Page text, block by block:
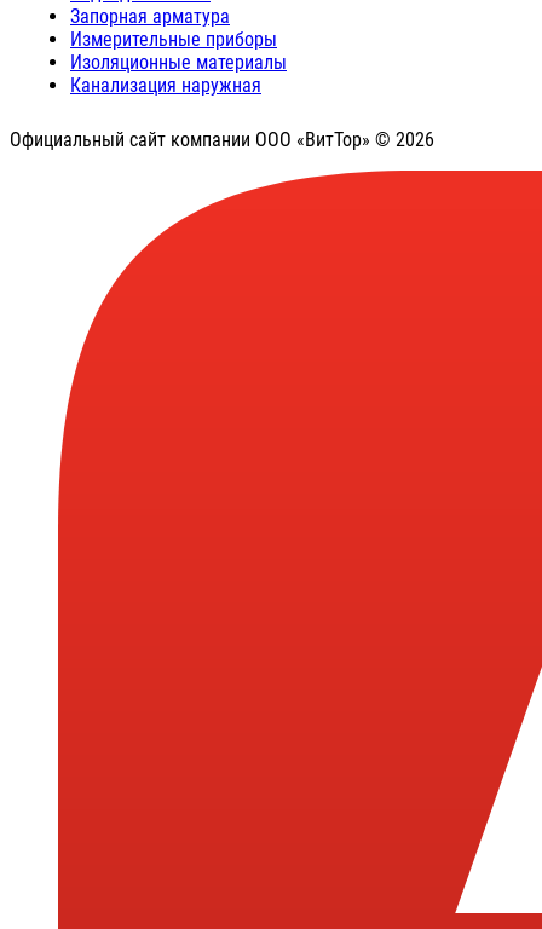
Запорная арматура
Измерительные приборы
Изоляционные материалы
Канализация наружная
Официальный сайт компании ООО «ВитТор» © 2026